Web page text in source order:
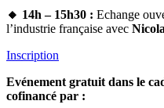
🔸 14h – 15h30 : Echange
l’industrie française avec
Inscription
Evénement gratuit dans le
cofinancé par :